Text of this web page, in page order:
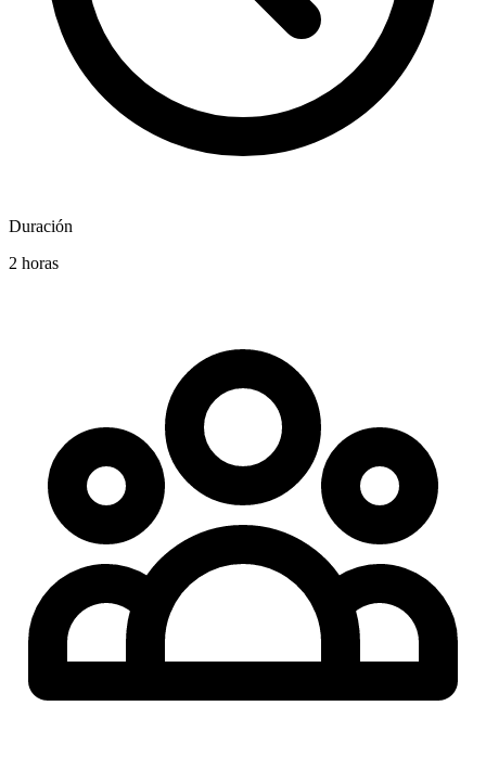
Duración
2 horas